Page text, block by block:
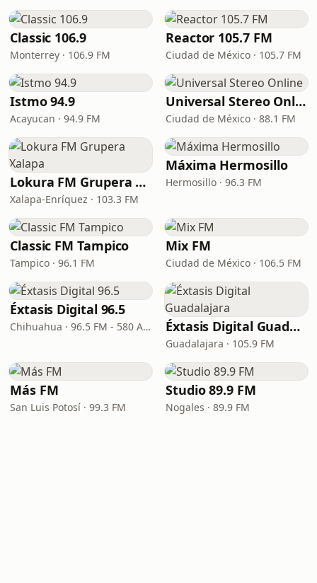
Classic 106.9
Monterrey · 106.9 FM
Reactor 105.7 FM
Ciudad de México · 105.7 FM
Istmo 94.9
Acayucan · 94.9 FM
Universal Stereo Online
Ciudad de México · 88.1 FM
Lokura FM Grupera Xalapa
Xalapa-Enríquez · 103.3 FM
Máxima Hermosillo
Hermosillo · 96.3 FM
Classic FM Tampico
Tampico · 96.1 FM
Mix FM
Ciudad de México · 106.5 FM
Éxtasis Digital 96.5
Chihuahua · 96.5 FM - 580 AM Éxtasis Digital Guadalajara
Guadalajara · 105.9 FM
Más FM
San Luis Potosí · 99.3 FM
Studio 89.9 FM
Nogales · 89.9 FM